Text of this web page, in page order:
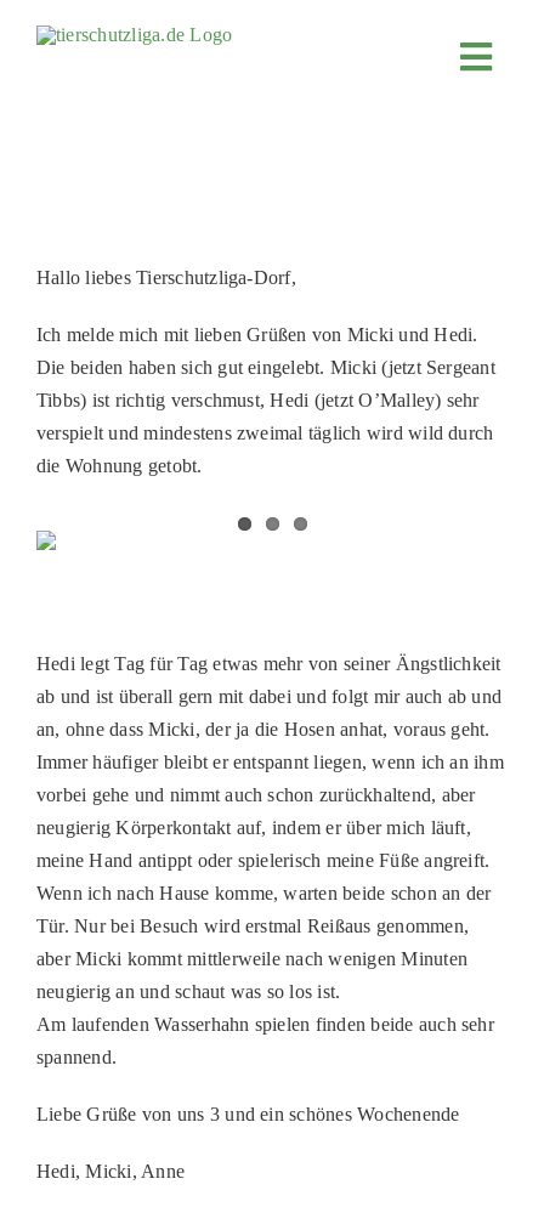
KOOPERATIONEN
4KIDS
TIERHEIMTIERE
RATGEBER
Hallo liebes Tierschutzliga-Dorf,
Ich melde mich mit lieben Grüßen von Micki und Hedi.
Die beiden haben sich gut eingelebt. Micki (jetzt Sergeant
Tibbs) ist richtig verschmust, Hedi (jetzt O’Malley) sehr
verspielt und mindestens zweimal täglich wird wild durch
die Wohnung getobt.
Hedi legt Tag für Tag etwas mehr von seiner Ängstlichkeit
ab und ist überall gern mit dabei und folgt mir auch ab und
an, ohne dass Micki, der ja die Hosen anhat, voraus geht.
Immer häufiger bleibt er entspannt liegen, wenn ich an ihm
vorbei gehe und nimmt auch schon zurückhaltend, aber
neugierig Körperkontakt auf, indem er über mich läuft,
meine Hand antippt oder spielerisch meine Füße angreift.
Wenn ich nach Hause komme, warten beide schon an der
Tür. Nur bei Besuch wird erstmal Reißaus genommen,
aber Micki kommt mittlerweile nach wenigen Minuten
neugierig an und schaut was so los ist.
Am laufenden Wasserhahn spielen finden beide auch sehr
spannend.
Liebe Grüße von uns 3 und ein schönes Wochenende
Hedi, Micki, Anne